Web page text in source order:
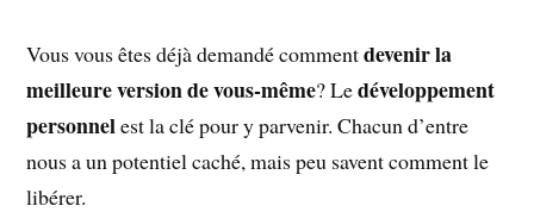
Vous vous êtes déjà demandé commentdevenir la
meilleure version de vous-même? Ledéveloppement
personnelest la clé pour y parvenir. Chacun d’entre
nous a un potentiel caché, mais peu savent comment le
libérer.